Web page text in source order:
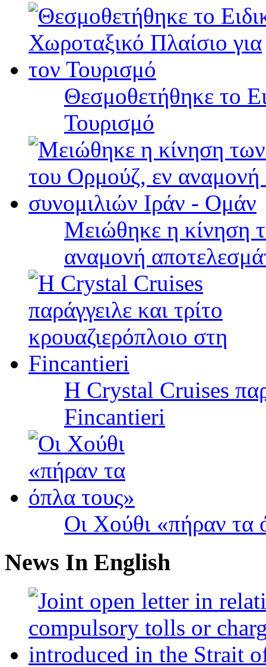
Θεσμοθετήθηκε το
Τουρισμό
Μειώθηκε η κίνηση
αναμονή
Η Crystal Cruises
Fincantieri
Οι Χούθι «πήραν τα
News In English